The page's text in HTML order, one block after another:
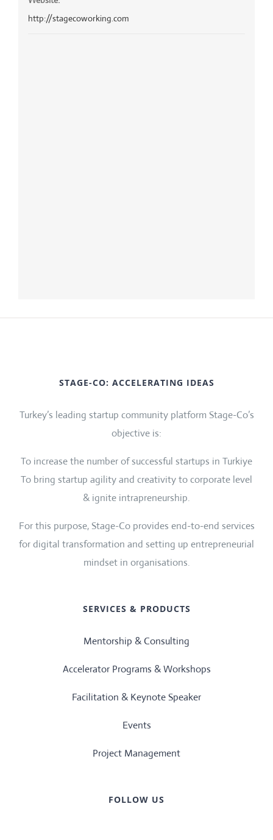
http://stagecoworking.com
STAGE-CO: ACCELERATING IDEAS
Turkey’s leading startup community platform Stage-Co’s
objective is:
To increase the number of successful startups in Turkiye
To bring startup agility and creativity to corporate level
& ignite intrapreneurship.
For this purpose, Stage-Co provides end-to-end services
for digital transformation and setting up entrepreneurial
mindset in organisations.
SERVICES & PRODUCTS
Mentorship & Consulting
Accelerator Programs & Workshops
Facilitation & Keynote Speaker
Events
Project Management
FOLLOW US